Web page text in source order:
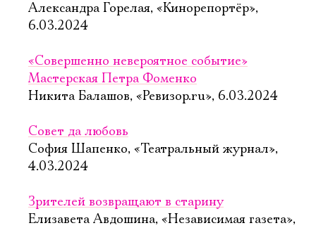
Александра Горелая, «Кинорепортёр»,
6.03.2024
«Совершенно невероятное событие»
Мастерская Петра Фоменко
Никита Балашов, «Ревизор.ru», 6.03.2024
Совет да любовь
София Шапенко, «Театральный журнал»,
4.03.2024
Зрителей возвращают в старину
Елизавета Авдошина, «Независимая газета»,